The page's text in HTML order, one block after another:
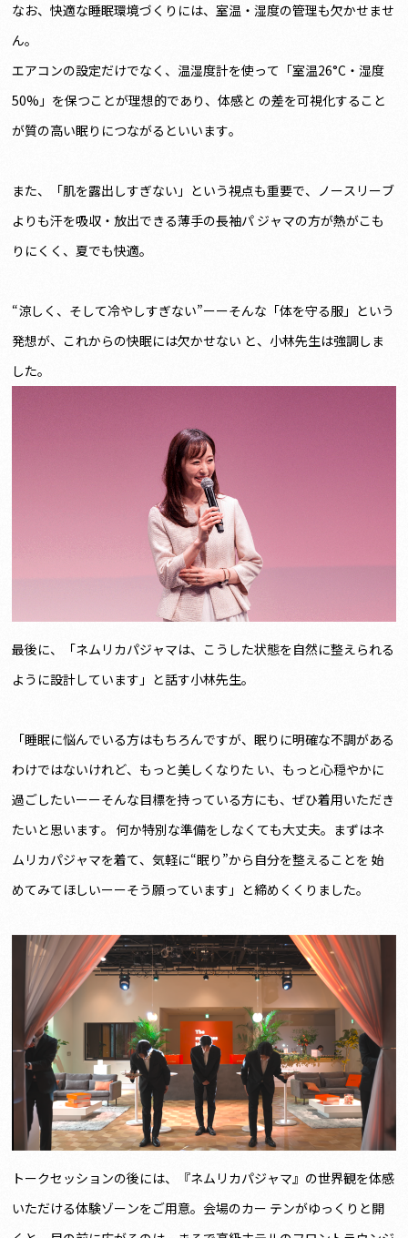
なお、快適な睡眠環境づくりには、室温・湿度の管理も欠かせませ
ん。
エアコンの設定だけでなく、温湿度計を使って「室温26°C・湿度
50%」を保つことが理想的であり、体感と の差を可視化すること
が質の高い眠りにつながるといいます。
また、「肌を露出しすぎない」という視点も重要で、ノースリーブ
よりも汗を吸収・放出できる薄手の⻑袖パ ジャマの方が熱がこも
りにくく、夏でも快適。
“涼しく、そして冷やしすぎない”ーーそんな「体を守る服」という
発想が、これからの快眠には欠かせない と、小林先生は強調しま
した。
最後に、「ネムリカパジャマは、こうした状態を自然に整えられる
ように設計しています」と話す小林先生。
「睡眠に悩んでいる方はもちろんですが、眠りに明確な不調がある
わけではないけれど、もっと美しくなりた い、もっと心穏やかに
過ごしたいーーそんな目標を持っている方にも、ぜひ着用いただき
たいと思います。 何か特別な準備をしなくても大丈夫。まずはネ
ムリカパジャマを着て、気軽に“眠り”から自分を整えることを 始
めてみてほしいーーそう願っています」と締めくくりました。
トークセッションの後には、『ネムリカパジャマ』の世界観を体感
いただける体験ゾーンをご用意。会場のカー テンがゆっくりと開